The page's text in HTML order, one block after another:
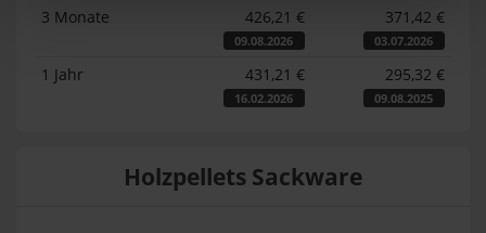
3 Monate 426,21 €
09.08.2026
371,42 €
03.07.2026
1 Jahr 431,21 €
16.02.2026
295,32 €
09.08.2025
Holzpellets Sackware